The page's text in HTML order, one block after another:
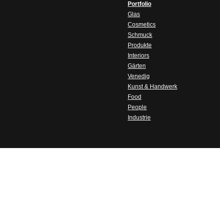
Portfolio
Glas
Cosmetics
Schmuck
Produkte
Interiors
Gärten
Venedig
Kunst & Handwerk
Food
People
Industrie